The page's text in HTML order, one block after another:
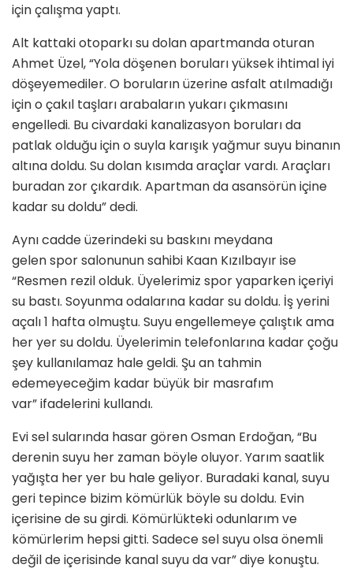
için çalışma yaptı.
Alt kattaki otoparkı su dolan apartmanda oturan
Ahmet Üzel, “Yola döşenen boruları yüksek ihtimal iyi
döşeyemediler. O boruların üzerine asfalt atılmadığı
için o çakıl taşları arabaların yukarı çıkmasını
engelledi. Bu civardaki kanalizasyon boruları da
patlak olduğu için o suyla karışık yağmur suyu binanın
altına doldu. Su dolan kısımda araçlar vardı. Araçları
buradan zor çıkardık. Apartman da asansörün içine
kadar su doldu” dedi.
Aynı cadde üzerindeki su baskını meydana
gelen spor salonunun sahibi Kaan Kızılbayır ise
“Resmen rezil olduk. Üyelerimiz spor yaparken içeriyi
su bastı. Soyunma odalarına kadar su doldu. İş yerini
açalı 1 hafta olmuştu. Suyu engellemeye çalıştık ama
her yer su doldu. Üyelerimin telefonlarına kadar çoğu
şey kullanılamaz hale geldi. Şu an tahmin
edemeyeceğim kadar büyük bir masrafım
var” ifadelerini kullandı.
Evi sel sularında hasar gören Osman Erdoğan, “Bu
derenin suyu her zaman böyle oluyor. Yarım saatlik
yağışta her yer bu hale geliyor. Buradaki kanal, suyu
geri tepince bizim kömürlük böyle su doldu. Evin
içerisine de su girdi. Kömürlükteki odunlarım ve
kömürlerim hepsi gitti. Sadece sel suyu olsa önemli
değil de içerisinde kanal suyu da var” diye konuştu.